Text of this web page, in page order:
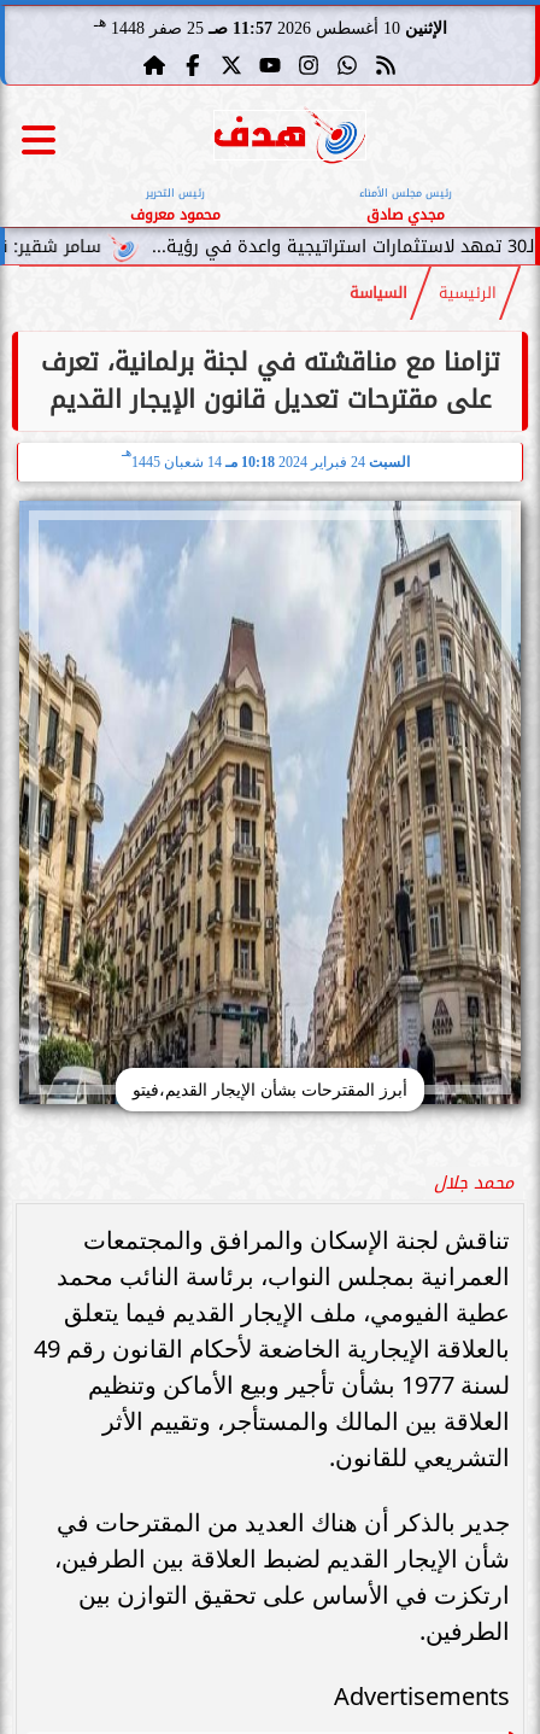
الإثنين 10 أغسطس 2026 11:57 صـ 25 صفر 1448 هـ
رئيس مجلس الأمناء
مجدي صادق
رئيس التحرير
محمود معروف
سامر شقير: نمو صناديق
الرئيسية السياسة
تزامنا مع مناقشته في لجنة برلمانية، تعرف
على مقترحات تعديل قانون الإيجار القديم
السبت 24 فبراير 2024 10:18 مـ 14 شعبان 1445
هـ
أبرز المقترحات بشأن الإيجار القديم،فيتو
محمد جلال
تناقش لجنة الإسكان والمرافق والمجتمعات
العمرانية بمجلس النواب، برئاسة النائب محمد
عطية الفيومي، ملف الإيجار القديم فيما يتعلق
بالعلاقة الإيجارية الخاضعة لأحكام القانون رقم 49
لسنة 1977 بشأن تأجير وبيع الأماكن وتنظيم
العلاقة بين المالك والمستأجر، وتقييم الأثر
التشريعي للقانون.
جدير بالذكر أن هناك العديد من المقترحات في
شأن الإيجار القديم لضبط العلاقة بين الطرفين،
ارتكزت في الأساس على تحقيق التوازن بين
الطرفين.
Advertisements